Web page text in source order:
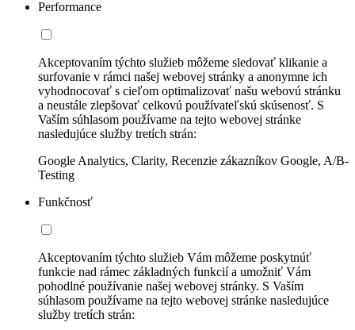
Performance
Akceptovaním týchto služieb môžeme sledovať klikanie a
surfovanie v rámci našej webovej stránky a anonymne ich
vyhodnocovať s cieľom optimalizovať našu webovú stránku
a neustále zlepšovať celkovú používateľskú skúsenosť. S
Vaším súhlasom používame na tejto webovej stránke
nasledujúce služby tretích strán:
Google Analytics, Clarity, Recenzie zákazníkov Google, A/B-
Testing
Funkčnosť
Akceptovaním týchto služieb Vám môžeme poskytnúť
funkcie nad rámec základných funkcií a umožniť Vám
pohodlné používanie našej webovej stránky. S Vaším
súhlasom používame na tejto webovej stránke nasledujúce
služby tretích strán: